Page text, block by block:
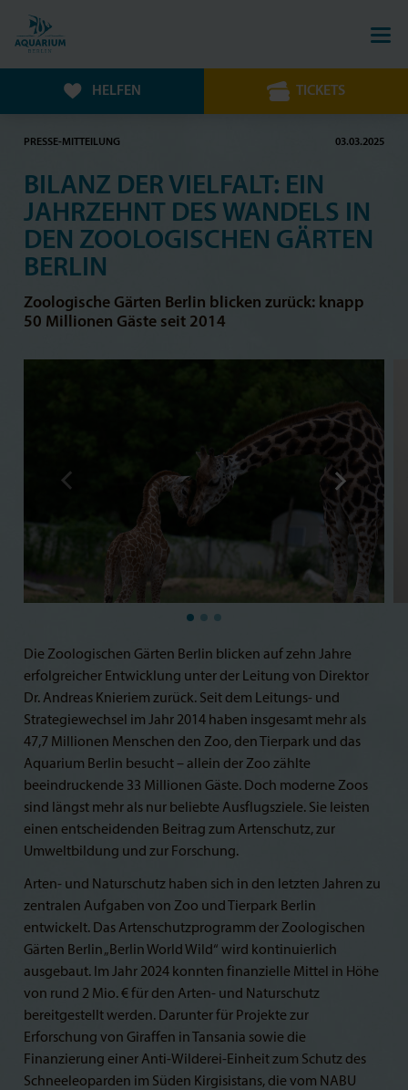
HELFEN TICKETS
03.03.2025
PRESSE-MITTEILUNG
BILANZ DER VIELFALT: EIN
JAHRZEHNT DES WANDELS IN
DEN ZOOLOGISCHEN GÄRTEN
BERLIN
Zoologische Gärten Berlin blicken zurück: knapp
50 Millionen Gäste seit 2014
Die Zoologischen Gärten Berlin blicken auf zehn Jahre
erfolgreicher Entwicklung unter der Leitung von Direktor
Dr. Andreas Knieriem zurück. Seit dem Leitungs- und
Strategiewechsel im Jahr 2014 haben insgesamt mehr als
47,7 Millionen Menschen den Zoo, den Tierpark und das
Aquarium Berlin besucht – allein der Zoo zählte
beeindruckende 33 Millionen Gäste. Doch moderne Zoos
sind längst mehr als nur beliebte Ausflugsziele. Sie leisten
einen entscheidenden Beitrag zum Artenschutz, zur
Umweltbildung und zur Forschung.
Arten- und Naturschutz haben sich in den letzten Jahren zu
zentralen Aufgaben von Zoo und Tierpark Berlin
entwickelt. Das Artenschutzprogramm der Zoologischen
Gärten Berlin „Berlin World Wild“ wird kontinuierlich
ausgebaut. Im Jahr 2024 konnten finanzielle Mittel in Höhe
von rund 2 Mio. € für den Arten- und Naturschutz
bereitgestellt werden. Darunter für Projekte zur
Erforschung von Giraffen in Tansania sowie die
Finanzierung einer Anti-Wilderei-Einheit zum Schutz des
Schneeleoparden im Süden Kirgisistans, die vom NABU